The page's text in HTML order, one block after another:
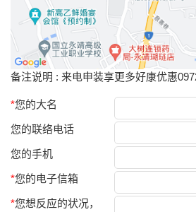
备注说明 : 来电申装享更多好康优惠
*您的大名
您的联络电话
您的手机
*您的电子信箱
*您想反应的状况，